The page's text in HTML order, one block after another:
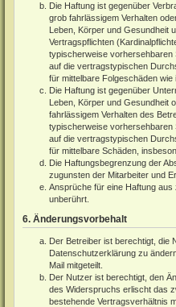
Die Haftung ist gegenüber
grob fahrlässigem Verhalten
Leben, Körper und Gesundheit
Vertragspflichten
typischerweise vorhersehbaren
auf die vertragstypischen
für mittelbare Folgeschäden
Die Haftung ist gegenüber
Leben, Körper und Gesundheit
fahrlässigem Verhalten des
typischerweise vorhersehbaren
auf die vertragstypischen
für mittelbare Schäden,
Die Haftungsbegrenzung der
zugunsten der Mitarbeiter und
Ansprüche für eine Haftung
unberührt.
6. Änderungsvorbehalt
Der Betreiber ist berechtigt, die
Datenschutzerklärung zu
Mail mitgeteilt.
Der Nutzer ist berechtigt, den
des Widerspruchs erlischt das
bestehende Vertragsverhältnis